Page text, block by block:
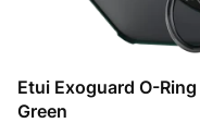
Etui Exoguard O-
Green